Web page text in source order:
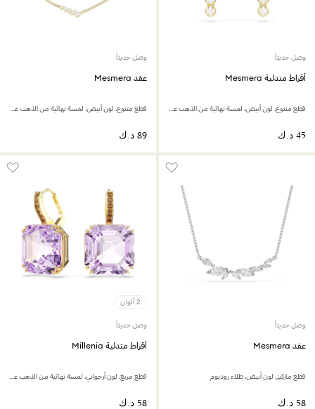
وصل حديثاً
أقراط متدلية Mesmera
قطع متنوع، لون أبيض، لمسة نهائية من الذهب عيار 18 قيراط
وصل حديثاً
عقد Mesmera
قطع متنوع، لون أبيض، لمسة نهائية من الذهب عيار 18 قيراط
وصل حديثاً
عقد Mesmera
قطع ماركيز، لون أبيض، طلاء روديوم
2 ألوان
وصل حديثاً
أقراط متدلية Millenia
قطع مربع، لون أرجواني، لمسة نهائية من الذهب عيار 18 قيراط